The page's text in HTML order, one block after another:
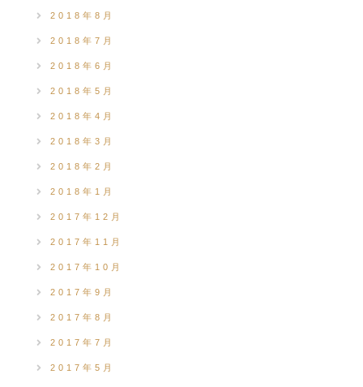
2018年8月
2018年7月
2018年6月
2018年5月
2018年4月
2018年3月
2018年2月
2018年1月
2017年12月
2017年11月
2017年10月
2017年9月
2017年8月
2017年7月
2017年5月